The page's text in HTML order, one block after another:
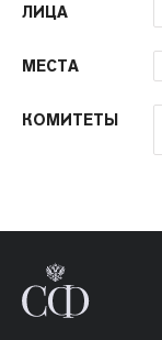
ЛИЦА
МЕСТА
КОМИТЕТЫ